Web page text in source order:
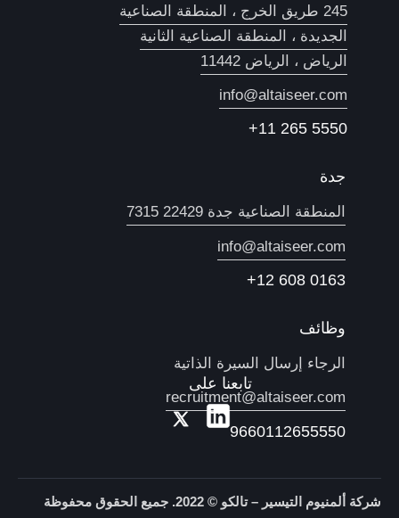
245 طريق الخرج ، المنطقة الصناعية
الجديدة ، المنطقة الصناعية الثانية
الرياض ، الرياض 11442
info@altaiseer.com
5550 265 11+
جدة
المنطقة الصناعية جدة 22429 7315
info@altaiseer.com
0163 608 12+
تابعنا على
وظائف
الرجاء إرسال السيرة الذاتية
recruitment@altaiseer.com
9660112655550
شركة ألمنيوم التيسير – تالكو © 2022. جميع الحقوق محفوظة